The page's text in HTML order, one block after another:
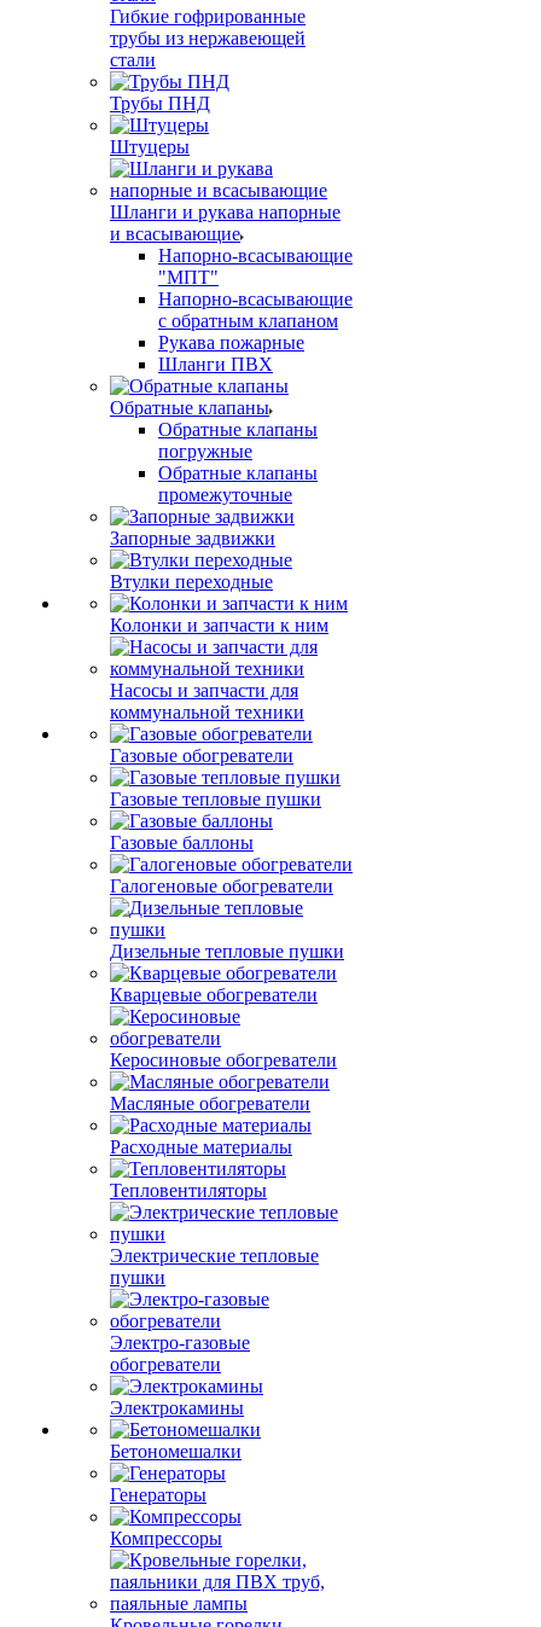
Гибкие гофрированные
трубы из нержавеющей
стали
Трубы ПНД
Штуцеры
Шланги и рукава напорные
и всасывающие
Напорно-всасывающие
"МПТ"
Напорно-всасывающие
с обратным клапаном
Рукава пожарные
Шланги ПВХ
Обратные клапаны
Обратные клапаны
погружные
Обратные клапаны
промежуточные
Запорные задвижки
Втулки переходные
Колонки и запчасти к ним
Насосы и запчасти для
коммунальной техники
Газовые обогреватели
Газовые тепловые пушки
Газовые баллоны
Галогеновые обогреватели
Дизельные тепловые пушки
Кварцевые обогреватели
Керосиновые обогреватели
Масляные обогреватели
Расходные материалы
Тепловентиляторы
Электрические тепловые
пушки
Электро-газовые
обогреватели
Электрокамины
Бетономешалки
Генераторы
Компрессоры